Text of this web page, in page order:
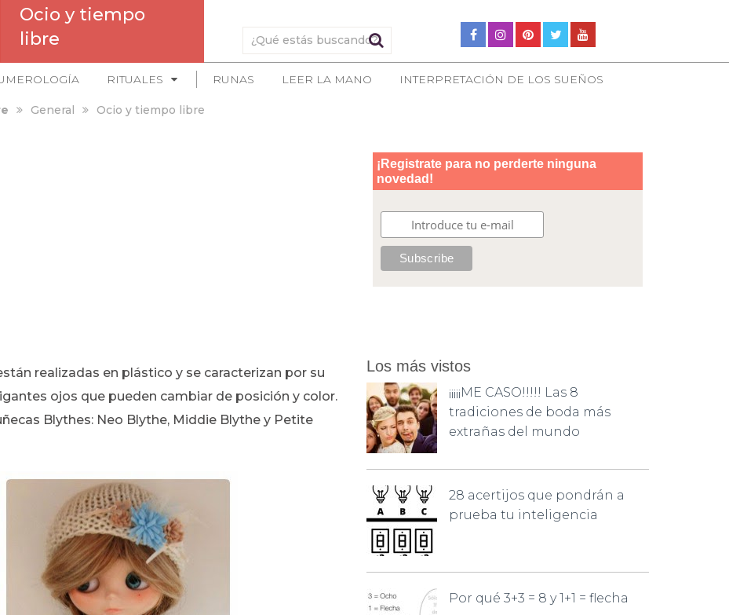
Ocio y tiempo
libre
RITUALES RUNAS LEER LA MANO INTERPRETACIÓN DE LOS SUEÑOS
General Ocio y tiempo libre
realizadas en plástico y se caracterizan por su
ojos que pueden cambiar de posición y color.
Blythes: Neo Blythe, Middie Blythe y Petite
Los más vistos
¡¡¡¡¡ME CASO!!!!! Las 8
tradiciones de boda más
extrañas del mundo
28 acertijos que pondrán a
prueba tu inteligencia
Por qué 3+3 = 8 y 1+1 = flecha